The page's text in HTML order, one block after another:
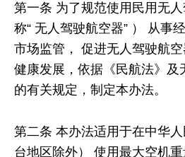
第一条 为了规范使用民用无
称“ 无人驾驶航空器” ） 从事
市场监管， 促进无人驾驶航空
健康发展，依据《民航法》及
的有关规定，制定本办法。
第二条 本办法适用于在中华
台地区除外） 使用最大空机